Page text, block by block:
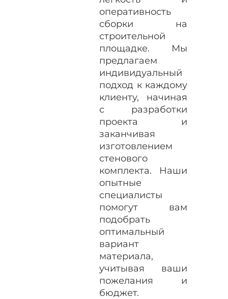
оперативность
сборки на
строительной
площадке. Мы
предлагаем
индивидуальный
подход к каждому
клиенту, начиная
с разработки
проекта и
заканчивая
изготовлением
стенового
комплекта. Наши
опытные
специалисты
помогут вам
подобрать
оптимальный
вариант
материала,
учитывая ваши
пожелания и
бюджет.